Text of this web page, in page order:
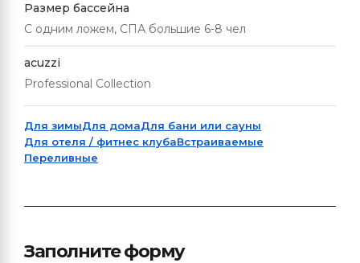
Размер бассейна
С одним ложем, СПА большие 6-8 чел
acuzzi
Professional Collection
Для зимыДля домаДля бани или сауны
Для отеля / фитнес клубаВстраиваемые
Переливные
Заполните форму